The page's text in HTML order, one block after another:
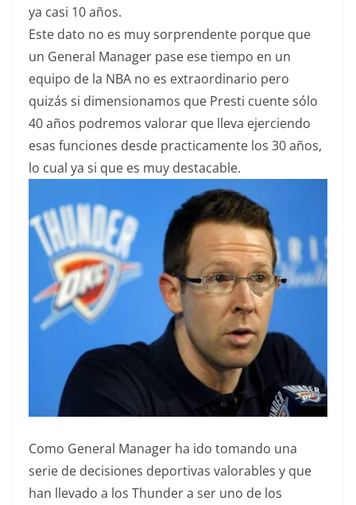
ya casi 10 años.
Este dato no es muy sorprendente porque que
un General Manager pase ese tiempo en un
equipo de la NBA no es extraordinario pero
quizás si dimensionamos que Presti cuente sólo
40 años podremos valorar que lleva ejerciendo
esas funciones desde practicamente los 30 años,
lo cual ya si que es muy destacable.
Como General Manager ha ido tomando una
serie de decisiones deportivas valorables y que
han llevado a los Thunder a ser uno de los